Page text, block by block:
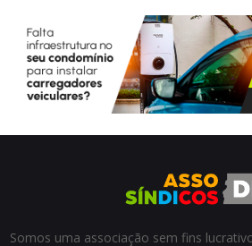
Somos uma associação sem fins